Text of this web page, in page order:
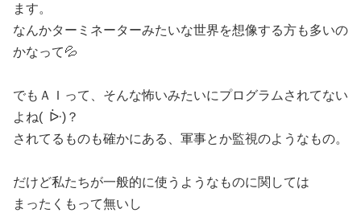
ます。
なんかターミネーターみたいな世界を想像する方も多いの
かなって💦
でもＡＩって、そんな怖いみたいにプログラムされてない
よね( ᐕ)？
されてるものも確かにある、軍事とか監視のようなもの。
だけど私たちが一般的に使うようなものに関しては
まったくもって無いし